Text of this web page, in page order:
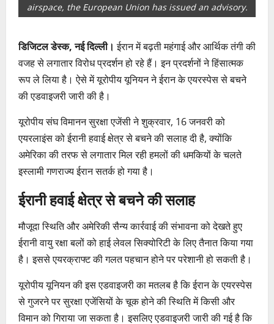
airspace, the European Union has issued an advisory.
डिजिटल डेस्क, नई दिल्ली। ईरान में बढ़ती महंगाई और आर्थिक तंगी की
वजह से लगातार विरोध प्रदर्शन हो रहे हैं। इन प्रदर्शनों ने हिंसात्मक
रूप ले लिया है। ऐसे में यूरोपीय यूनियन ने ईरान के एयरस्पेस से बचने
की एडवाइजरी जारी की है।
यूरोपीय संघ विमानन सुरक्षा एजेंसी ने शुक्रवार, 16 जनवरी को
एयरलाइंस को ईरानी हवाई क्षेत्र से बचने की सलाह दी है, क्योंकि
अमेरिका की तरफ से लगातार मिल रही हमलों की धमकियों के चलते
इस्लामी गणराज्य ईरान सतर्क हो गया है।
ईरानी हवाई क्षेत्र से बचने की सलाह
मौजूदा स्थिति और अमेरिकी सैन्य कार्रवाई की संभावना को देखते हुए
ईरानी वायु रक्षा बलों को हाई लेवल सिक्योरिटी के लिए तैनात किया गया
है। इससे एयरक्राफ्ट की गलत पहचान होने पर परेशानी हो सकती है।
यूरोपीय यूनियन की इस एडवाइजरी का मतलब है कि ईरान के एयरस्पेस
से गुजरने पर सुरक्षा एजेंसियों के चूक होने की स्थिति में किसी और
विमान को गिराया जा सकता है। इसलिए एडवाइजरी जारी की गई है कि